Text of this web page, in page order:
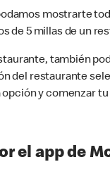
mostrarte
de 5 millas de un
también
del restaurante
y comenzar
el app de